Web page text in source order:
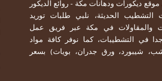
ديكورات ودهانات مكة - روائع الديكور
التشطيب الحديثة، نلبي طلبات توريد
والمقاولات في مكة عبر فريق عمل
في التشطيبات، كما نوفر كافة مواد
شيبورد، ورق جدران، بويات) بسعر